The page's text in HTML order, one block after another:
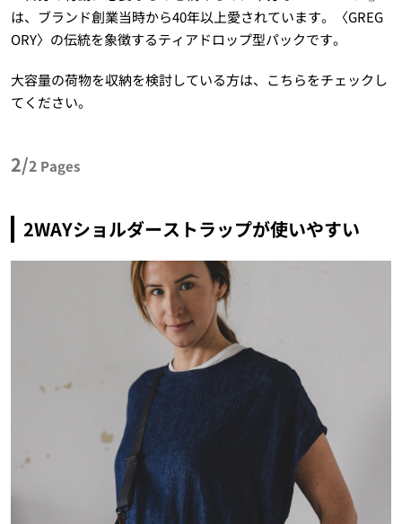
は、ブランド創業当時から40年以上愛されています。〈GREG
ORY〉の伝統を象徴するティアドロップ型パックです。
大容量の荷物を収納を検討している方は、こちらをチェックし
てください。
2/2 Pages
2WAYショルダーストラップが使いやすい